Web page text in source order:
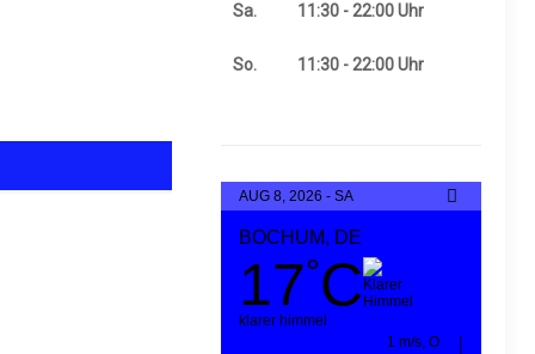
Sa. 11:30 - 22:00 Uhr
So. 11:30 - 22:00 Uhr
AUG 8, 2026 - SA
BOCHUM, DE
17°C
klarer himmel
1 m/s, O